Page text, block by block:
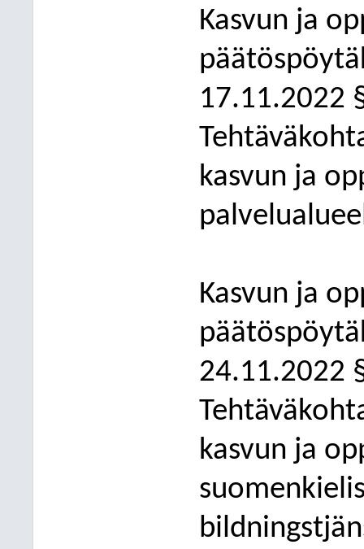
Kasvun ja
17.11.2022
kasvun ja
Kasvun ja
24.11.2022
kasvun ja